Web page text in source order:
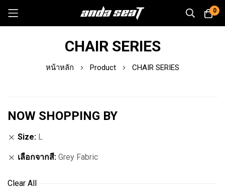
0
CHAIR SERIES
หน้าหลัก Product CHAIR SERIES
NOW SHOPPING BY
Size L
เลือกจากสี Grey Fabric
Clear All